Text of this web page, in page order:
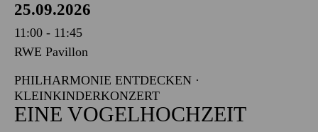
25.09.2026
11:00 - 11:45
RWE Pavillon
PHILHARMONIE ENTDECKEN ·
KLEINKINDERKONZERT
EINE VOGELHOCHZEIT